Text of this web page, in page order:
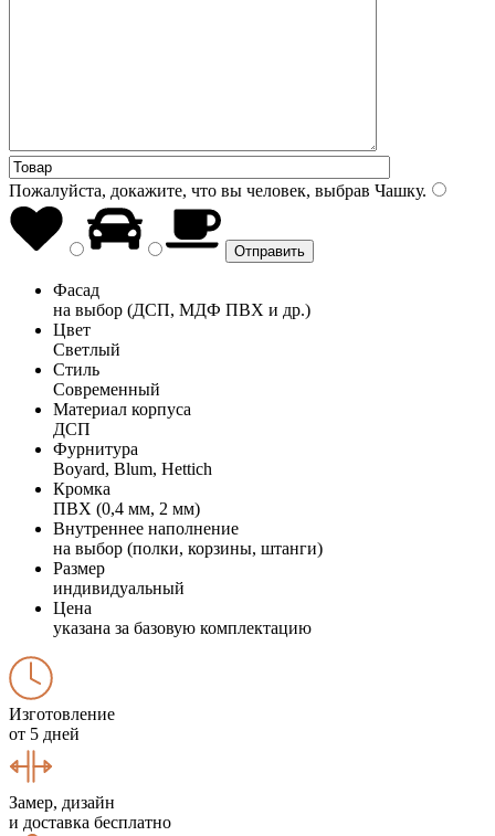
Пожалуйста, докажите, что вы человек, выбрав Чашку.
Фасад
на выбор (ДСП, МДФ ПВХ и др.)
Цвет
Светлый
Стиль
Современный
Материал корпуса
ДСП
Фурнитура
Boyard, Blum, Hettich
Кромка
ПВХ (0,4 мм, 2 мм)
Внутреннее наполнение
на выбор (полки, корзины, штанги)
Размер
индивидуальный
Цена
указана за базовую комплектацию
Изготовление
от 5 дней
Замер, дизайн
и доставка бесплатно